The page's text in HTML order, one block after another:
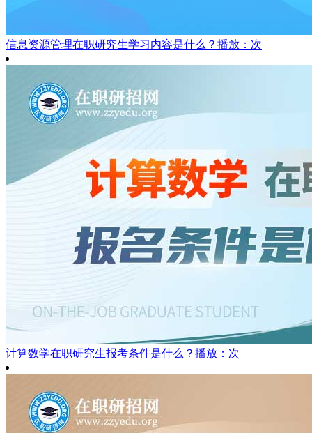
信息资源管理在职研究生学习内容是什么？ 播放：次
计算数学在职研究生报考条件是什么？ 播放：次